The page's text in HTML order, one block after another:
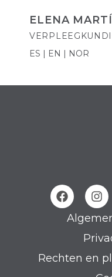
ELENA
ES | EN | NOR
Rechten en